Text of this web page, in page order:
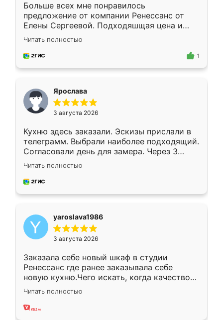
Больше всех мне понравилось
предложение от компании Ренессанс от
Елены Сергеевой. Подходяшщая цена и
короткие сроки изготовления. Приехавший
для замера сотрудник Владислав
предложил по моему эскизу самый
Читать полностью
1
Ярослава
3 августа 2026
Кухню здесь заказали. Эскизы прислали в
телеграмм. Выбрали наиболее подходящий.
Согласовали день для замера. Через 3
недели кухня была уже готова. Остались
довольны работой. Спасибо Ренессанс
мебель за качественную работу!
Читать полностью
yaroslava1986
3 августа 2026
Заказала себе новый шкаф в студии
Ренессанс где ранее заказывала себе
новую кухню.Чего искать, когда качеством
вполне довольна. Служит кухня уже почти
два года, нареканий нет.
Читать полностью